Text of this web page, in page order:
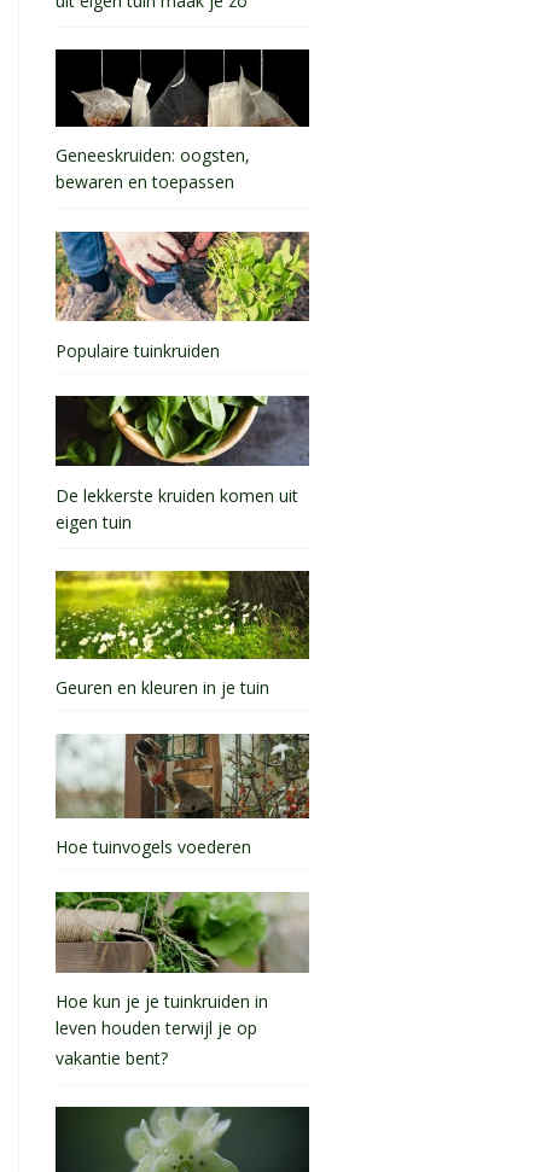
Geneeskruiden: oogsten,
bewaren en toepassen
Populaire tuinkruiden
De lekkerste kruiden komen uit
eigen tuin
Geuren en kleuren in je tuin
Hoe tuinvogels voederen
Hoe kun je je tuinkruiden in
leven houden terwijl je op
vakantie bent?